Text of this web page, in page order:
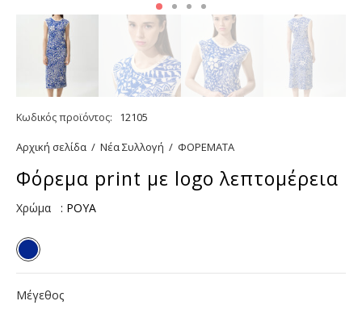
Κωδικός προϊόντος: 12105
Αρχική σελίδα / Νέα Συλλογή / ΦΟΡΕΜΑΤΑ
Φόρεμα print με logo λεπτομέρεια
Χρώμα : ΡΟΥΑ
Μέγεθος